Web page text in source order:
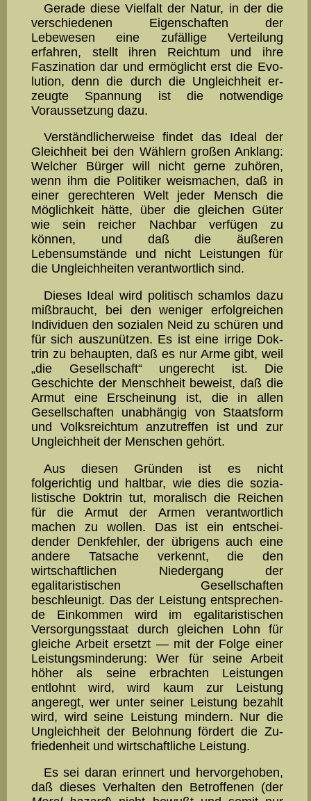
Gerade diese Vielfalt der Natur, in der die
verschiedenen Eigen­schaften der
Lebewesen eine zufällige Ver­teilung
erfahren, stellt ih­ren Reichtum und ihre
Faszination dar und ermöglicht erst die Evo­
lution, denn die durch die Un­gleich­heit er­
zeugte Spannung ist die notwendige
Voraussetzung dazu.
Verständlicherweise findet das Ideal der
Gleichheit bei den Wählern großen Anklang:
Welcher Bürger will nicht gerne zuhö­ren,
wenn ihm die Politiker weismachen, daß in
einer gerechteren Welt jeder Mensch die
Möglichkeit hätte, über die gleichen Güter
wie sein reicher Nachbar verfügen zu
können, und daß die äußeren
Lebensumstände und nicht Leistungen für
die Un­gleich­heiten ver­antwortlich sind.
Dieses Ideal wird politisch schamlos dazu
mißbraucht, bei den weniger er­folg­rei­chen
Individuen den sozialen Neid zu schüren und
für sich auszunützen. Es ist eine irrige Dok­
trin zu behaupten, daß es nur Arme gibt, weil
„die Ge­sell­schaft“ ungerecht ist. Die
Geschichte der Menschheit beweist, daß die
Ar­mut eine Erschei­nung ist, die in allen
Gesellschaften unabhängig von Staatsform
und Volksreichtum anzutreffen ist und zur
Un­gleichheit der Men­schen gehört.
Aus diesen Gründen ist es nicht
folgerichtig und haltbar, wie dies die sozia­
listische Doktrin tut, moralisch die Reichen
für die Armut der Armen ver­ant­wort­lich
machen zu wollen. Das ist ein entschei­
dender Denkfehler, der übri­gens auch eine
andere Tatsache ver­kennt, die den
wirtschaftlichen Niedergang der
egalitaristischen Gesellschaften
beschleunigt. Das der Leistung ent­spre­chen­
de Ein­kommen wird im egalitaristischen
Versorgungsstaat durch gleichen Lohn für
gleiche Arbeit ersetzt — mit der Folge einer
Leistungsmin­derung: Wer für seine Arbeit
höher als seine erbrachten Leistungen
entlohnt wird, wird kaum zur Leistung
angeregt, wer unter seiner Leistung bezahlt
wird, wird sei­ne Leistung mindern. Nur die
Un­gleichheit der Belohnung fördert die Zu­
frie­den­heit und wirtschaft­liche Leistung.
Es sei daran erinnert und hervorgehoben,
daß dieses Verhalten den Be­trof­fenen (der